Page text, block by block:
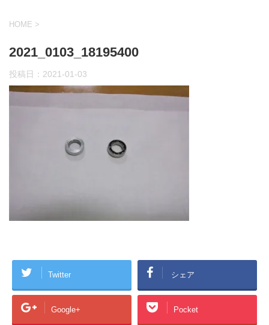
HOME >
2021_0103_18195400
投稿日： 2021-01-03
Twitter シェア
Google+ Pocket